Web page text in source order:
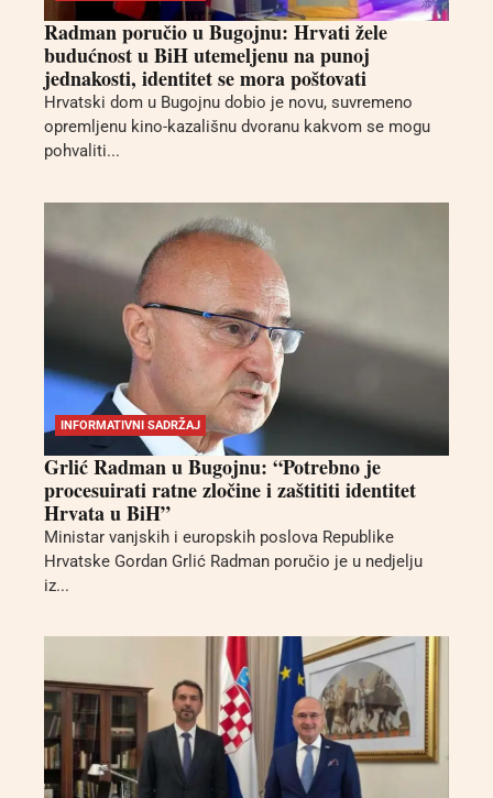
Radman poručio u Bugojnu: Hrvati žele
budućnost u BiH utemeljenu na punoj
jednakosti, identitet se mora poštovati
Hrvatski dom u Bugojnu dobio je novu, suvremeno
opremljenu kino-kazališnu dvoranu kakvom se mogu
pohvaliti...
INFORMATIVNI SADRŽAJ
Grlić Radman u Bugojnu: “Potrebno je
procesuirati ratne zločine i zaštititi identitet
Hrvata u BiH”
Ministar vanjskih i europskih poslova Republike
Hrvatske Gordan Grlić Radman poručio je u nedjelju
iz...